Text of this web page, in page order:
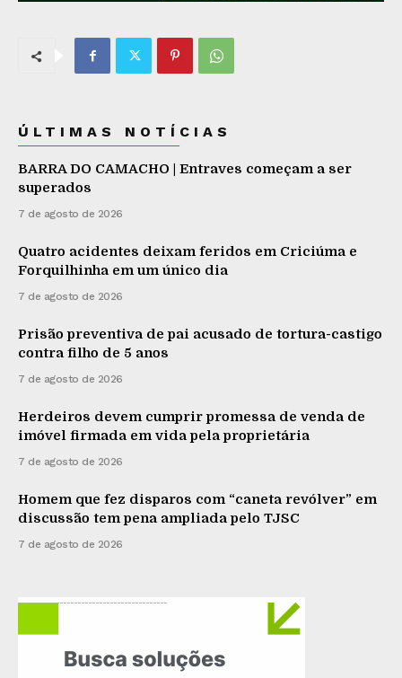
ÚLTIMAS NOTÍCIAS
BARRA DO CAMACHO | Entraves começam a ser
superados
7 de agosto de 2026
Quatro acidentes deixam feridos em Criciúma e
Forquilhinha em um único dia
7 de agosto de 2026
Prisão preventiva de pai acusado de tortura-castigo
contra filho de 5 anos
7 de agosto de 2026
Herdeiros devem cumprir promessa de venda de
imóvel firmada em vida pela proprietária
7 de agosto de 2026
Homem que fez disparos com “caneta revólver” em
discussão tem pena ampliada pelo TJSC
7 de agosto de 2026